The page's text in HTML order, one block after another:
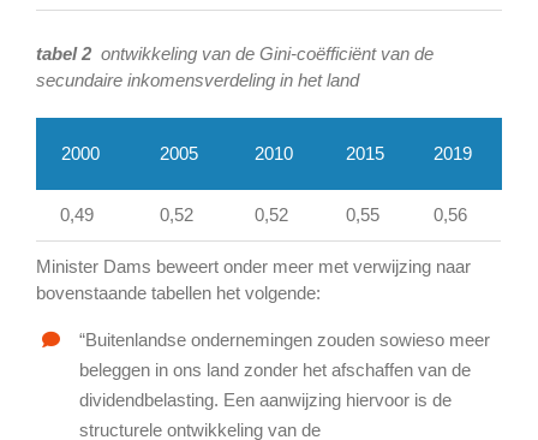
tabel 2ontwikkeling van de Gini-coëfficiënt van de
secundaire inkomensverdeling in het land
2000 2005 2010 2015 2019
0,49 0,52 0,52 0,55 0,56
Minister Dams beweert onder meer met verwijzing naar
bovenstaande tabellen het volgende:
“Buitenlandse ondernemingen zouden sowieso meer
beleggen in ons land zonder het afschaffen van de
dividendbelasting. Een aanwijzing hiervoor is de
structurele ontwikkeling van de